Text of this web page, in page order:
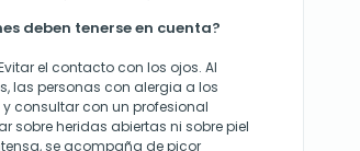
deben tenerse en cuenta?
el contacto con los ojos. Al
las personas con alergia a los
consultar con un profesional
sobre heridas abiertas ni sobre piel
se acompaña de picor